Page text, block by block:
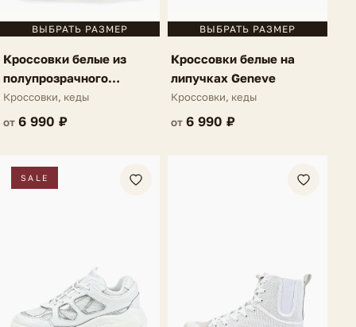
ВЫБРАТЬ РАЗМЕР
Кроссовки белые из
полупрозрачного
материала Garcelle
Кроссовки, кеды
от 6 990 ₽
ВЫБРАТЬ РАЗМЕР
Кроссовки белые на
липучках Geneve
Кроссовки, кеды
от6 990 ₽
SALE